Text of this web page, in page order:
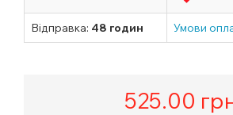
Відправка: 48 годин Умови
525.00